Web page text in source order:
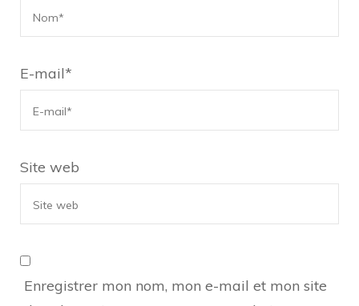
E-mail*
Site web
Enregistrer mon nom, mon e-mail et mon site